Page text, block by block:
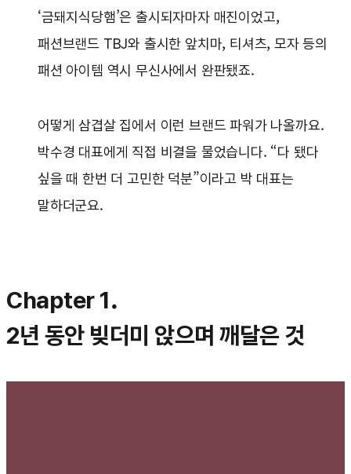
‘금돼지식당햄’은 출시되자마자 매진이었고,
패션브랜드 TBJ와 출시한 앞치마, 티셔츠, 모자 등의
패션 아이템 역시 무신사에서 완판됐죠.
어떻게 삼겹살 집에서 이런 브랜드 파워가 나올까요.
박수경 대표에게 직접 비결을 물었습니다. “다 됐다
싶을 때 한번 더 고민한 덕분”이라고 박 대표는
말하더군요.
Chapter 1.
2년 동안 빚더미 앉으며 깨달은 것